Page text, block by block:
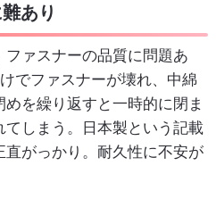
あり
ァスナーの品質に問題あ
でファスナーが壊れ、中綿
を繰り返すと一時的に閉ま
しまう。日本製という記載
がっかり。耐久性に不安が